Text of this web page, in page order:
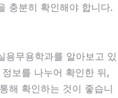
충분히 확인해야 합니다.
무용학과를 알아보고 있
보를 나누어 확인한 뒤,
해 확인하는 것이 좋습니